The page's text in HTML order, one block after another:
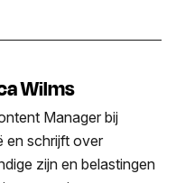
Wilms
Manager bij
en schrijft over
zijn en belastingen